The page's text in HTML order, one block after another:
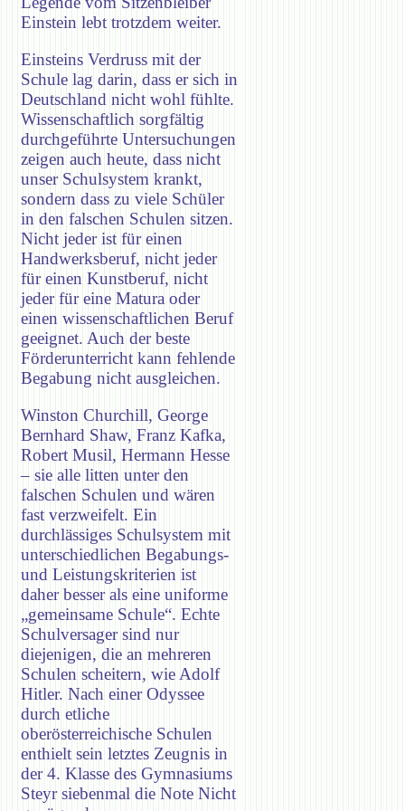
Einstein lebt trotzdem weiter.
Einsteins Verdruss mit der
Schule lag darin, dass er sich in
Deutschland nicht wohl fühlte.
Wissenschaftlich sorgfältig
durchgeführte Untersuchungen
zeigen auch heute, dass nicht
unser Schulsystem krankt,
sondern dass zu viele Schüler
in den falschen Schulen sitzen.
Nicht jeder ist für einen
Handwerksberuf, nicht jeder
für einen Kunstberuf, nicht
jeder für eine Matura oder
einen wissenschaftlichen Beruf
geeignet. Auch der beste
Förderunterricht kann fehlende
Begabung nicht ausgleichen.
Winston Churchill, George
Bernhard Shaw, Franz Kafka,
Robert Musil, Hermann Hesse
– sie alle litten unter den
falschen Schulen und wären
fast verzweifelt. Ein
durchlässiges Schulsystem mit
unterschiedlichen Begabungs-
und Leistungskriterien ist
daher besser als eine uniforme
„gemeinsame Schule“. Echte
Schulversager sind nur
diejenigen, die an mehreren
Schulen scheitern, wie Adolf
Hitler. Nach einer Odyssee
durch etliche
oberösterreichische Schulen
enthielt sein letztes Zeugnis in
der 4. Klasse des Gymnasiums
Steyr siebenmal die Note Nicht